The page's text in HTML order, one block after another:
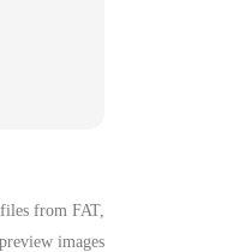
from FAT,
images